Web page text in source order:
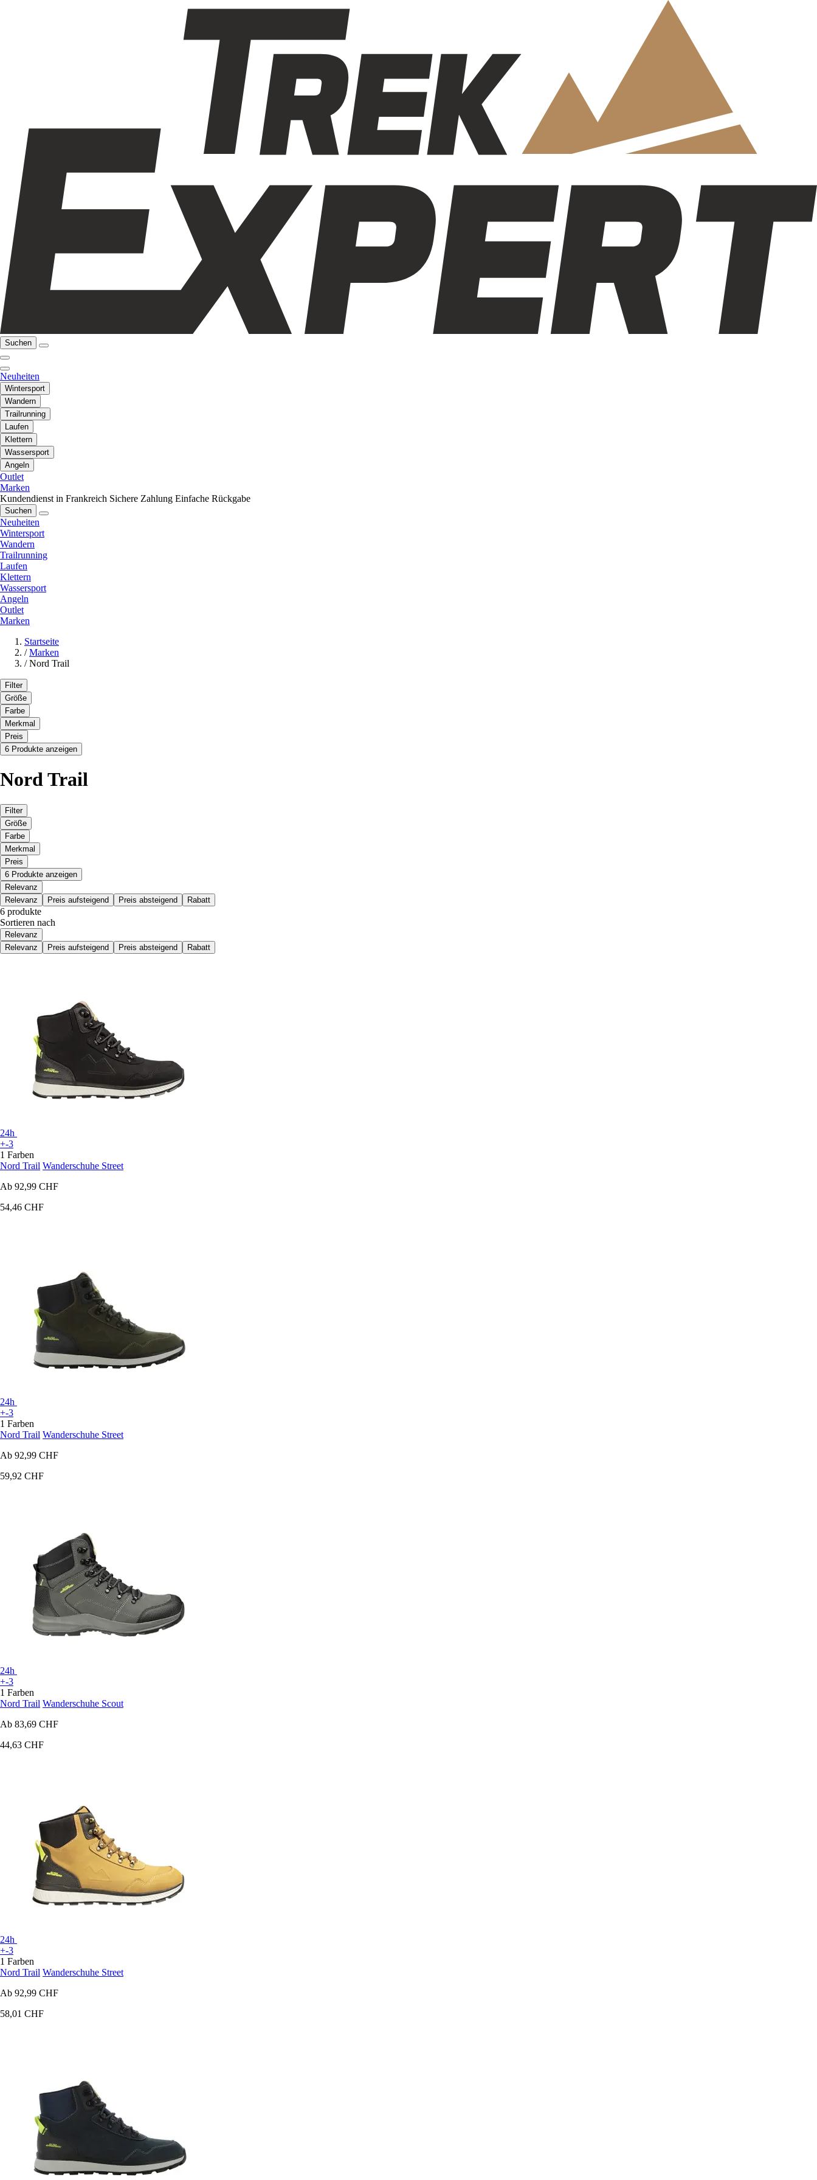
Suchen
Neuheiten
Wintersport
Wandern
Trailrunning
Laufen
Klettern
Wassersport
Angeln
Outlet
Marken
Kundendienst in Frankreich Sichere Zahlung Einfache Rückgabe
Suchen
Neuheiten
Wintersport
Wandern
Trailrunning
Laufen
Klettern
Wassersport
Angeln
Outlet
Marken
Startseite
/ Marken
/ Nord Trail
Filter
Größe
Farbe
Merkmal
Preis
6 Produkte anzeigen
Nord Trail
Filter
Größe
Farbe
Merkmal
Preis
6 Produkte anzeigen
Relevanz
Relevanz
Preis aufsteigend Preis absteigend Rabatt
6 produkte
Sortieren nach
Relevanz
Relevanz
Preis aufsteigend Preis absteigend Rabatt
24h
+-3
1 Farben
Nord Trail Wanderschuhe Street
Ab 92,99 CHF
54,46 CHF
24h
+-3
1 Farben
Nord Trail Wanderschuhe Street
Ab 92,99 CHF
59,92 CHF
24h
+-3
1 Farben
Nord Trail Wanderschuhe Scout
Ab 83,69 CHF
44,63 CHF
24h
+-3
1 Farben
Nord Trail Wanderschuhe Street
Ab 92,99 CHF
58,01 CHF